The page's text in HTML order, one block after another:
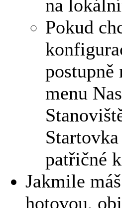
na
Pokud
menu
patřičné
Jakmile
hotovou,